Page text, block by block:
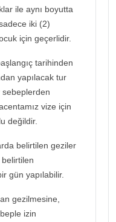
ile aynı boyutta
iki (2)
için geçerlidir.
tarihinden
yapılacak tur
sebeplerden
vize için
değildir.
belirtilen geziler
gün yapılabilir.
gezilmesine,
izin